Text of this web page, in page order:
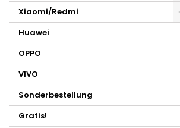
Xiaomi/Redmi
Huawei
OPPO
VIVO
Sonderbestellung
Gratis!